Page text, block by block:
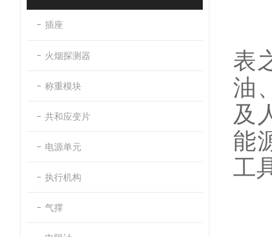
插座
火烟探测器
称重模块
共和应变片
电源单元
执行机构
气撑
表
油
及
能
工